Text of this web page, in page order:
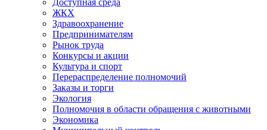
Доступная среда
ЖКХ
Здравоохранение
Предпринимателям
Рынок труда
Конкурсы и акции
Культура и спорт
Перераспределение полномочий
Заказы и торги
Экология
Полномочия в области обращения с животными
Экономика